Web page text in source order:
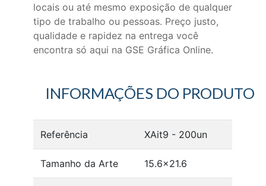
locais ou até mesmo exposição de qualquer
tipo de trabalho ou pessoas. Preço justo,
qualidade e rapidez na entrega você
encontra só aqui na GSE Gráfica Online.
INFORMAÇÕES DO PRODUTO
Referência XAit9 - 200un
Tamanho da Arte 15.6x21.6